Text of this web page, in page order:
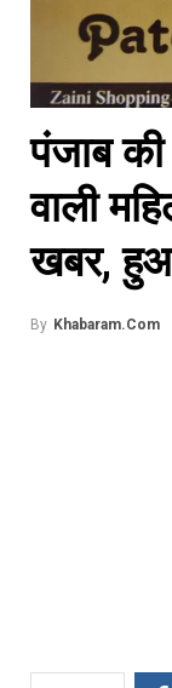
पंजाब
वाली
खबर,
By Khabaram.Com